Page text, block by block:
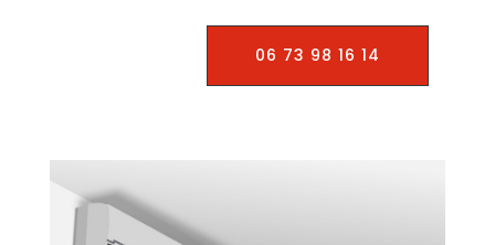
06 73 98 16 14